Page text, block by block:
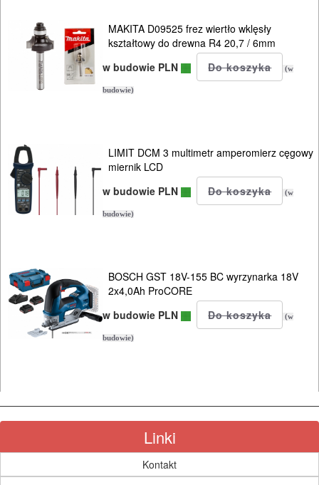
MAKITA D09525 frez wiertło wklęsły
kształtowy do drewna R4 20,7 / 6mm
w budowie PLN
(w
budowie)
LIMIT DCM 3 multimetr amperomierz cęgowy
miernik LCD
w budowie PLN
(w
budowie)
BOSCH GST 18V-155 BC wyrzynarka 18V
2x4,0Ah ProCORE
w budowie PLN
(w
budowie)
Linki
Kontakt